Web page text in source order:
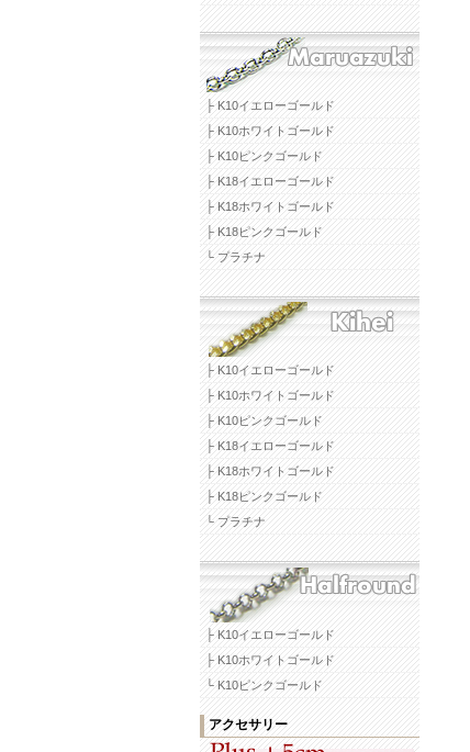
├ K10イエローゴールド
├ K10ホワイトゴールド
├ K10ピンクゴールド
├ K18イエローゴールド
├ K18ホワイトゴールド
├ K18ピンクゴールド
└ プラチナ
├ K10イエローゴールド
├ K10ホワイトゴールド
├ K10ピンクゴールド
├ K18イエローゴールド
├ K18ホワイトゴールド
├ K18ピンクゴールド
└ プラチナ
├ K10イエローゴールド
├ K10ホワイトゴールド
└ K10ピンクゴールド
アクセサリー